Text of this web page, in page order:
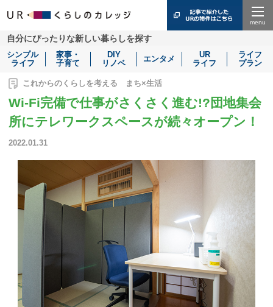
自分にぴったりな新しい暮らしを探す
シンプル
ライフ
家事・
子育て
DIY
リノベ
エンタメ
UR
ライフ
ライフ
プラン
これからのくらしを考える まち×生活
Wi-Fi完備で仕事がさくさく進む!?団地集会
所にテレワークスペースが続々オープン！
2022.01.31